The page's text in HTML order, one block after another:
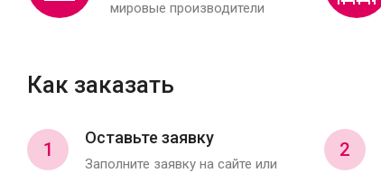
мировые производители
Как заказать
1
Оставьте заявку
Заполните заявку на сайте или
2